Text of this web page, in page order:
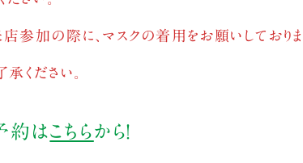
参加の際に、マスクの着用をお願いしており
ください。
約はこちらから！